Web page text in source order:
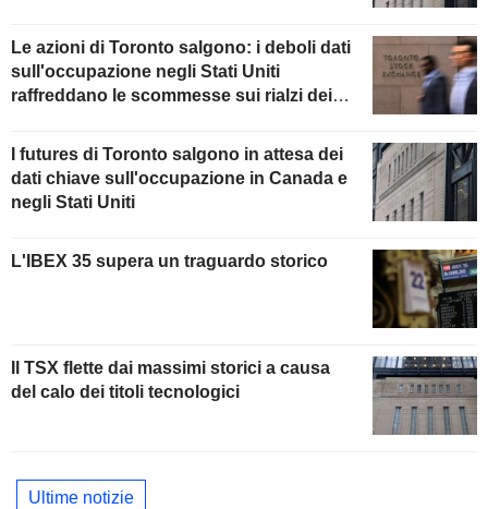
Le azioni di Toronto salgono: i deboli dati
sull'occupazione negli Stati Uniti
raffreddano le scommesse sui rialzi dei
I futures di Toronto salgono in attesa dei
dati chiave sull'occupazione in Canada e
negli Stati Uniti
L'IBEX 35 supera un traguardo storico
Il TSX flette dai massimi storici a causa
del calo dei titoli tecnologici
Ultime notizie